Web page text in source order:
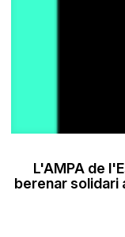
L'AMPA de
berenar